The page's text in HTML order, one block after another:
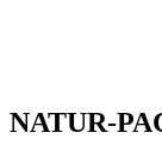
NATUR-